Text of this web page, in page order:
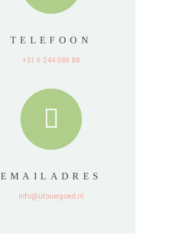
TELEFOON
+31 6 244 086 88
EMAILADRES
info@utouwgoed.nl